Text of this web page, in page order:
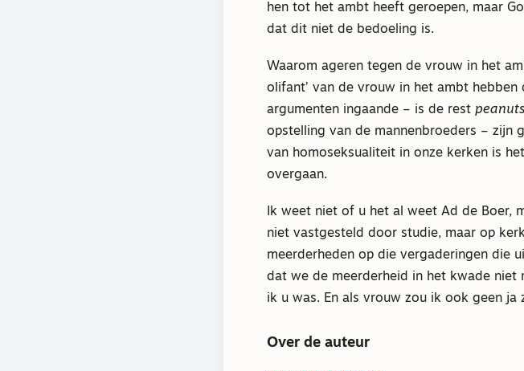
hen tot het ambt heeft geroepen, maar
dat dit niet de bedoeling is.
Waarom ageren tegen de vrouw in het
olifant’ van de vrouw in het ambt
argumenten ingaande – is de rest peanuts
opstelling van de mannenbroeders – zijn
van homoseksualiteit in onze kerken is
overgaan.
Ik weet niet of u het al weet Ad de Boer,
niet vastgesteld door studie, maar op
meerderheden op die vergaderingen die
dat we de meerderheid in het kwade niet
ik u was. En als vrouw zou ik ook geen ja
Over de auteur